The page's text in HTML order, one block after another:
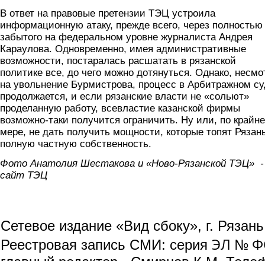
В ответ на правовые претензии ТЭЦ устроила
информационную атаку, прежде всего, через полностью
забытого на федеральном уровне журналиста Андрея
Караулова. Одновременно, имея административные
возможности, постаралась расшатать в рязанской
политике все, до чего можно дотянуться. Однако,
на увольнение Бурмистрова, процесс в Арбитражном
продолжается, и если рязанские власти не «сольют»
проделанную работу, всевластие казанской фирмы
возможно-таки получится ограничить. Ну или, по
мере, не дать получить мощности, которые топят
полную частную собственность.
Фото Анатолия Шестакова и «Ново-Рязанской ТЭЦ» -
сайт ТЭЦ
Сетевое издание «Вид сбоку», г.
Реестровая запись СМИ: серия ЭЛ №